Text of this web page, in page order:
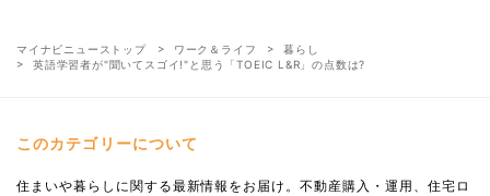
マイナビニューストップ ワーク＆ライフ
暮らし
英語学習者が"聞いてスゴイ!"と思う「TOEIC L&R」の点数は?
このカテゴリーについて
住まいや暮らしに関する最新情報をお届け。不動産購入・運用、住宅ロ